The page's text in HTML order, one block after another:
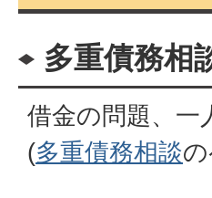
多重債務相
借金の問題、一
(多重債務相談